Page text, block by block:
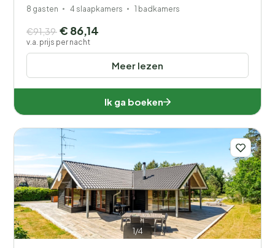
8 gasten 4 slaapkamers 1 badkamers
Meer lezen
€91,39 € 86,14
v.a. prijs per nacht
Ik ga boeken
1/4